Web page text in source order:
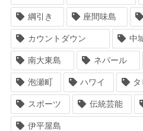
綱引き 座間味島
カウントダウン 中
南大東島 ネパール
泡瀬町 ハワイ
スポーツ 伝統芸能
伊平屋島